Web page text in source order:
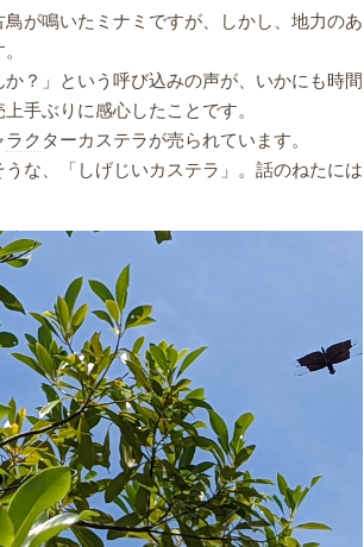
が鳴いたミナミですが、しかし、地力のあ
？」という呼び込みの声が、いかにも時間
手ぶりに感心したことです。
ラクターカステラが売られています。
な、「しげじいカステラ」。話のねたには